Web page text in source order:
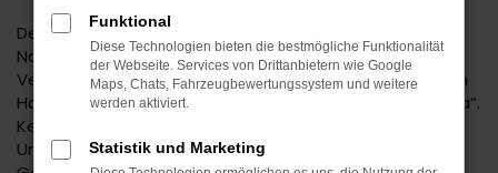
Der Kia Stonic ist eine kluge Wahl für Ihre Mobilität in
Nagold. Bei diesem Fahrzeug gehen
Vernunftsargumente und emotionale Aspekte Hand in
Hand und geben beide den Ausschlag für ein klares „Ja“.
Kennzeichnend für den Kia Stonic ist die Ausstattung.
Unabhängig davon, ob Sie sich für einen
Funktional
Diese Technologien bieten die bestmögliche Funktionalität
der Webseite. Services von Drittanbietern wie Google
Maps, Chats, Fahrzeugbewertungssystem und weitere
werden aktiviert.
Statistik und Marketing